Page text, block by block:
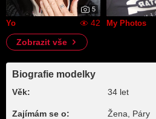
5
Yo 42 My Photos
Zobrazit vše
Biografie modelky
Věk: 34 let
Zajímám se o: Žena, Páry